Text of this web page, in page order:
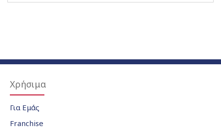
Χρήσιμα
Για Εμάς
Franchise